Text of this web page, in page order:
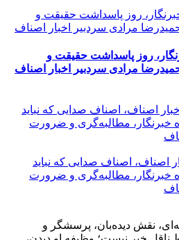
روز پاسداشت حقیقت و
مرادی سردبیر اخبار اصناف
اصناف، اصناف صدایی که نباید
خبرنگار، مطالبه‌گری و ضرورت
نقش دیده‌بان، پرسشگر و